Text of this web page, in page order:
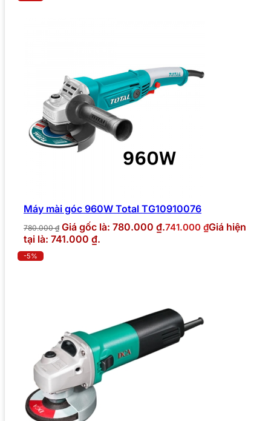
Máy mài góc 960W Total TG10910076
780.000₫ Giá gốc là: 780.000 ₫.741.000 ₫Giá hiện
tại là: 741.000 ₫.
-5%